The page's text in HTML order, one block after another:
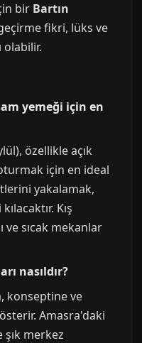
bir Bartın
fikri, lüks ve
olabilir.
yemeği için en
özellikle açık
için en ideal
yakalamak,
Kış
ve sıcak mekanlar
nasıldır?
konseptine ve
Amasra'daki
şık merkez